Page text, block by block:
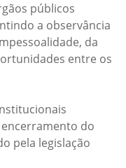
públicos
a observância
da
entre os
do
pela legislação